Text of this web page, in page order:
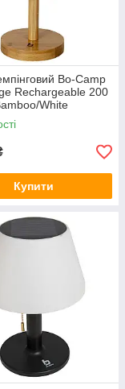
Bo-Camp
Rechargeable 200
White
Купити